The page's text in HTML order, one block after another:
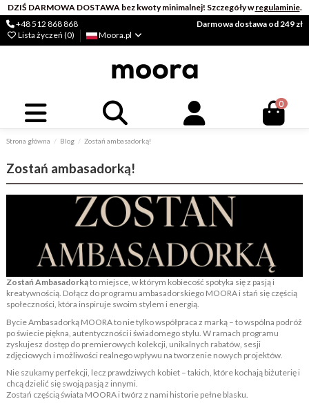
DZIŚ DARMOWA DOSTAWA bez kwoty minimalnej! Szczegóły wregulaminie.
+48 512 868 868
Darmowa dostawa od 249 zł
Lista życzeń (0) Moora.pl
0
Strona główna Blog Zostań ambasadorką!
Zostań ambasadorką!
Zostań Ambasadorkąto miejsce, w którym kobiecość spotyka się z pasją i
kreatywnością. Dołącz do programu ambasadorskiego MOORA i stań się częścią
społeczności, która inspiruje swoim stylem i energią.
Bycie Ambasadorką MOORA to nie tylko współpraca z marką – to wspólna podróż
po świecie piękna, autentyczności i świadomego stylu. W ramach programu
zyskujesz dostęp do premierowych kolekcji, unikalnych rabatów, sesji
zdjęciowych i możliwości realnego wpływu na tworzenie nowych projektów.
Nie szukamy perfekcji, lecz prawdziwych kobiet – takich, które kochają biżuterię i
chcą dzielić się swoją pasją z innymi.
Zostań częścią świata MOORA i twórz z nami historie pełne blasku.